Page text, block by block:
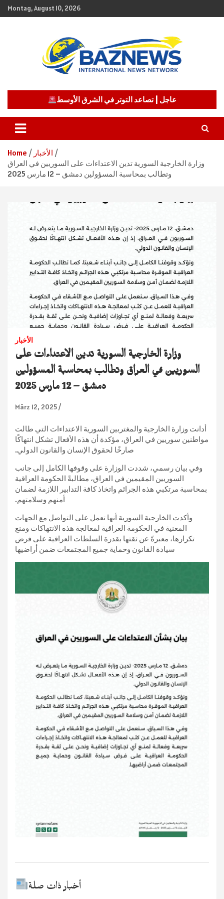
Skip
to
Montag, August 10, 2026
BAZNEWS
عاجل | تصاعد التوتر في الشرق الأوسط
Home
الأخبار
وزارة الخارجية السورية تدين الاعتداءات على السوريين في العراق
وتطالب بمحاسبة المسؤولين دمشق – 12 مارس 2025
الأخبار
وزارة الخارجية السورية تدين الاعتداءات على
السوريين في العراق وتطالب بمحاسبة المسؤولين
دمشق – 12 مارس 2025
März 12, 2025
أدانت وزارة الخارجية والمغتربين السورية الاعتداءات التي طالت
مواطنين سوريين في العراق، مؤكدة أن هذه الأفعال تشكل انتهاكًا
صارخًا لحقوق الإنسان والقانون الدولي.
وفي بيان رسمي، شددت الوزارة على وقوفها الكامل إلى جانب
السوريين المقيمين في العراق، مطالبةً الحكومة العراقية
بمحاسبة مرتكبي هذه الجرائم واتخاذ كافة التدابير اللازمة لضمان
أمنهم وسلامتهم.
وأكدت الخارجية السورية أنها تعمل على التواصل مع الجهات
المعنية في الحكومة العراقية لمعالجة هذه الانتهاكات ومنع
تكرارها، معبرةً عن ثقتها بقدرة السلطات العراقية على فرض
سيادة القانون وحماية جميع المجتمعات ضمن أراضيها
أخبار ذات صلة